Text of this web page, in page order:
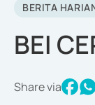
BERITA
BEI
Share via